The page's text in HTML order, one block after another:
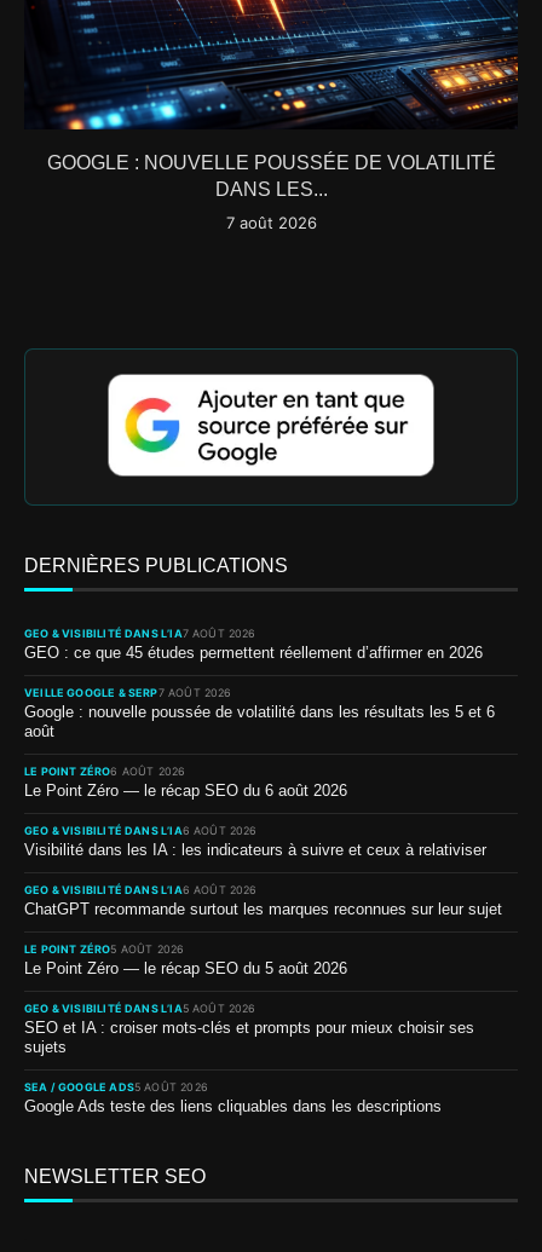
GOOGLE : NOUVELLE POUSSÉE DE VOLATILITÉ
DANS LES...
7 août 2026
DERNIÈRES PUBLICATIONS
GEO & VISIBILITÉ DANS L’IA7 AOÛT 2026
GEO : ce que 45 études permettent réellement d’affirmer en 2026
VEILLE GOOGLE & SERP7 AOÛT 2026
Google : nouvelle poussée de volatilité dans les résultats les 5 et 6
août
LE POINT ZÉRO6 AOÛT 2026
Le Point Zéro — le récap SEO du 6 août 2026
GEO & VISIBILITÉ DANS L’IA6 AOÛT 2026
Visibilité dans les IA : les indicateurs à suivre et ceux à relativiser
GEO & VISIBILITÉ DANS L’IA6 AOÛT 2026
ChatGPT recommande surtout les marques reconnues sur leur sujet
LE POINT ZÉRO5 AOÛT 2026
Le Point Zéro — le récap SEO du 5 août 2026
GEO & VISIBILITÉ DANS L’IA5 AOÛT 2026
SEO et IA : croiser mots-clés et prompts pour mieux choisir ses
sujets
SEA / GOOGLE ADS5 AOÛT 2026
Google Ads teste des liens cliquables dans les descriptions
NEWSLETTER SEO